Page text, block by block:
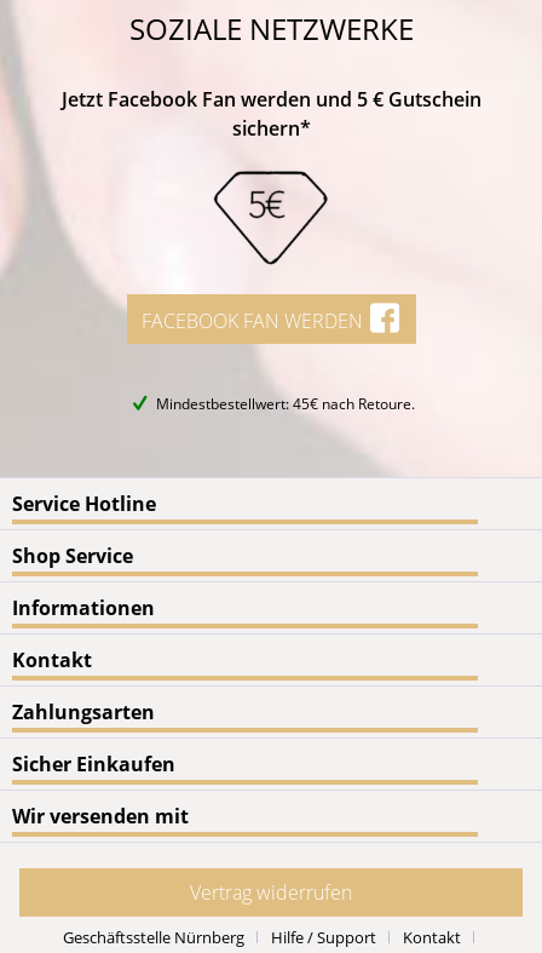
SOZIALE NETZWERKE
Jetzt Facebook Fan werden und 5 € Gutschein
sichern*
FACEBOOK FAN WERDEN
Mindestbestellwert: 45€ nach Retoure.
Service Hotline
Shop Service
Informationen
Kontakt
Zahlungsarten
Sicher Einkaufen
Wir versenden mit
Vertrag widerrufen
Geschäftsstelle Nürnberg Hilfe / Support Kontakt